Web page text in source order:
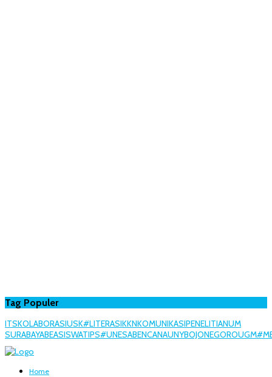
Tag Populer
ITSKOLABORASIUSK#LITERASIKKNKOMUNIKASIPENELITIANUM
SURABAYABEASISWATIPS#UNESABENCANAUNYBOJONEGOROUGM
Home